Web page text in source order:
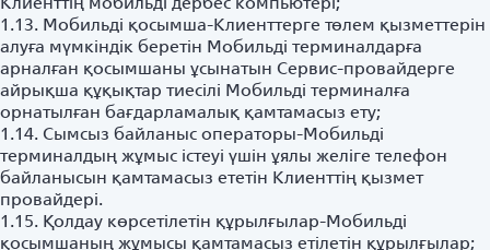
1.13. Мобильді қосымша-Клиенттерге төлем қызметтерін
алуға мүмкіндік беретін Мобильді терминалдарға
арналған қосымшаны ұсынатын Сервис-провайдерге
айрықша құқықтар тиесілі Мобильді терминалға
орнатылған бағдарламалық қамтамасыз ету;
1.14. Сымсыз байланыс операторы-Мобильді
терминалдың жұмыс істеуі үшін ұялы желіге телефон
байланысын қамтамасыз ететін Клиенттің қызмет
провайдері.
1.15. Қолдау көрсетілетін құрылғылар-Мобильді
қосымшаның жұмысы қамтамасыз етілетін құрылғылар;